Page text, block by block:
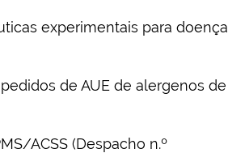
experimentais para doença
de AUE de alergenos de
ACSS (Despacho n.º